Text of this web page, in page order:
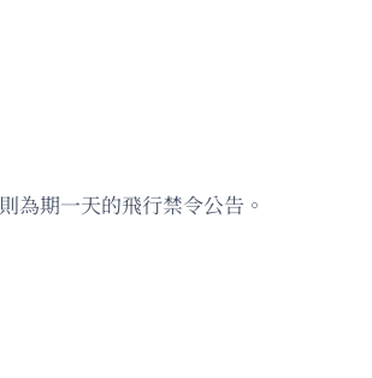
為期一天的飛行禁令公告。